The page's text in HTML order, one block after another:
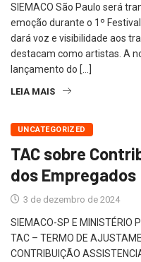
SIEMACO São Paulo será
emoção durante o 1º
dará voz e visibilidade aos
destacam como artistas. A
lançamento do […]
LEIA MAIS
UNCATEGORIZED
TAC sobre
dos Empregados
3 de dezembro de 2024
SIEMACO-SP E MINISTÉRIO
TAC – TERMO DE
CONTRIBUIÇÃO